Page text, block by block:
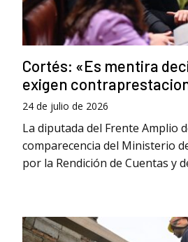
Cortés: «Es mentira
exigen
24 de julio de 2026
La diputada del Frente Amplio
comparecencia del Ministerio
por la Rendición de Cuentas y